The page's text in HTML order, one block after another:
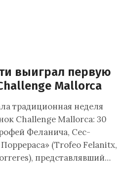
выиграл первую
Mallorca
традиционная неделя
Challenge Mallorca: 30
Феланича, Сес-
(Trofeo Felanitx,
представлявший…